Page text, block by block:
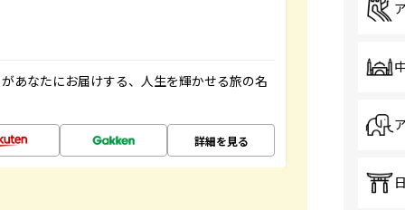
あなたにお届けする、人生を輝かせる旅の名
詳細を見る